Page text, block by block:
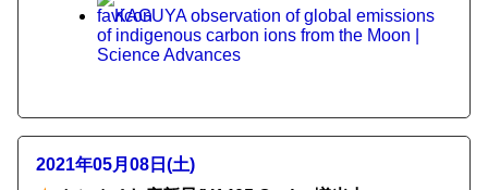
KAGUYA observation of global emissions
of indigenous carbon ions from the Moon |
Science Advances
2021年05月08日(土)